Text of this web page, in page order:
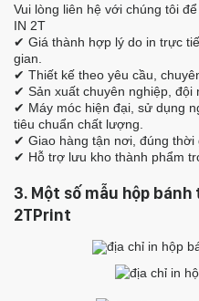
Vui lòng liên hệ với chúng tôi
IN 2T
✔ Giá thành hợp lý do in trực
gian.
✔ Thiết kế theo yêu cầu,
✔ Sản xuất chuyên nghiệp, đội
✔ Máy móc hiện đại, sử dụng
tiêu chuẩn chất lượng.
✔ Giao hàng tận nơi, đúng thời
✔ Hỗ trợ lưu kho thành phẩm
3. Một số mẫu hộp
2TPrint